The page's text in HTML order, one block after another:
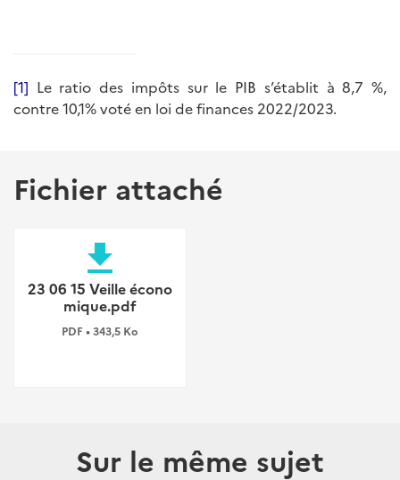
[1] Le ratio des impôts sur le PIB s’établit à 8,7 %,
contre 10,1% voté en loi de finances 2022/2023.
Fichier attaché
file_download
23 06 15 Veille écono
mique.pdf
PDF • 343,5 Ko
Sur le même sujet